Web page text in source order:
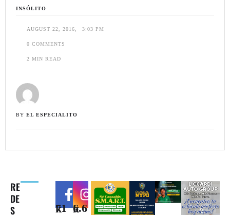
INSÓLITO
AUGUST 22, 2016, 3:03 PM
0 COMMENTS
2 MIN READ
BY EL ESPECIALITO
RE
DE
S
71k 6.6k